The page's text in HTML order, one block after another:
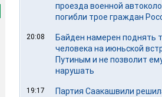
проезда военной
погибли трое граждан
20:08
Байден намерен поднять
человека на июньской
Путиным и не позволит
нарушать
19:17
Партия Саакашвили